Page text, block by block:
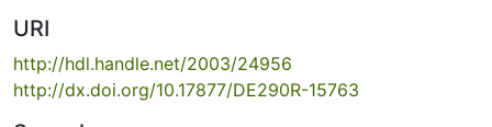
URI
http://hdl.handle.net/2003/24956
http://dx.doi.org/10.17877/DE290R-15763